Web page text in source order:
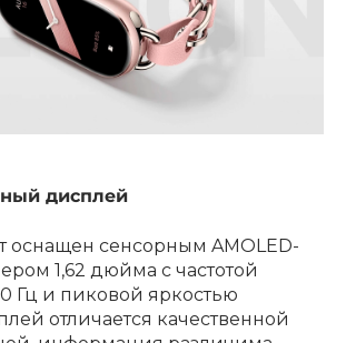
дисплей
оснащен сенсорным AMOLED-
1,62 дюйма с частотой
Гц и пиковой яркостью
отличается качественной